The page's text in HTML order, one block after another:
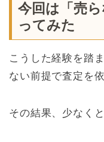
今回は「売
ってみた
こうした経験を踏
ない前提で査定を
その結果、少なく